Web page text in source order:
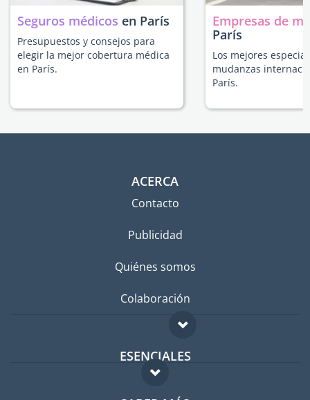
Seguros médicos en París
Presupuestos y consejos para
elegir la mejor cobertura médica
en París.
Empresas de
París
Los mejores
mudanzas
París.
ACERCA
Contacto
Publicidad
Quiénes somos
Colaboración
ESENCIALES
Foro para expatriados